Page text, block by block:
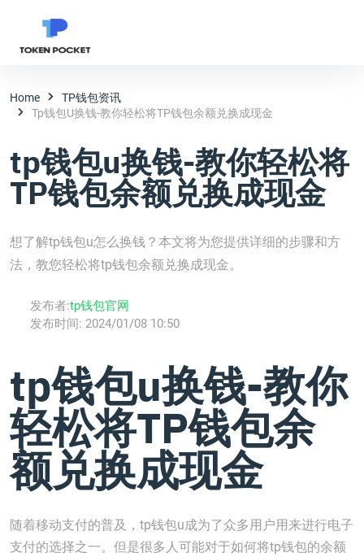
Home
TP钱包资讯
Tp钱包u换钱-教你轻松将TP钱包余额兑换成现金
tp钱包u换钱-教你轻松将
TP钱包余额兑换成现金
想了解tp钱包u怎么换钱？本文将为您提供详细的步骤和方
法，教您轻松将tp钱包余额兑换成现金。
发布者:tp钱包官网
发布时间: 2024/01/08 10:50
tp钱包u换钱-教你
轻松将TP钱包余
额兑换成现金
随着移动支付的普及，tp钱包u成为了众多用户用来进行电子
支付的选择之一。但是很多人可能对于如何将tp钱包的余额